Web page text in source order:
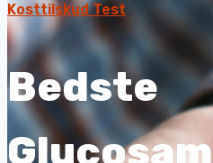
Kosttilskud Test
Bedste